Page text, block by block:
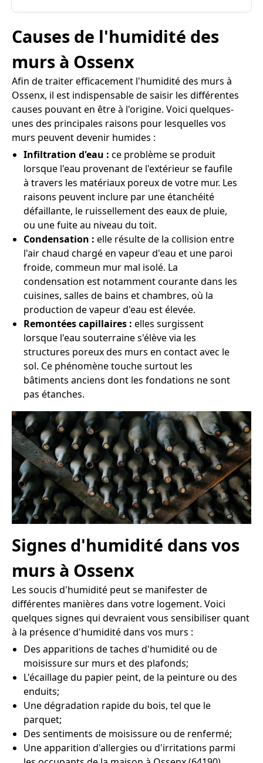
Causes de l'humidité des
murs à Ossenx
Afin de traiter efficacement l'humidité des murs à
Ossenx, il est indispensable de saisir les différentes
causes pouvant en être à l'origine. Voici quelques-
unes des principales raisons pour lesquelles vos
murs peuvent devenir humides :
Infiltration d'eau : ce problème se produit
lorsque l'eau provenant de l'extérieur se faufile
à travers les matériaux poreux de votre mur. Les
raisons peuvent inclure par une étanchéité
défaillante, le ruissellement des eaux de pluie,
ou une fuite au niveau du toit.
Condensation : elle résulte de la collision entre
l'air chaud chargé en vapeur d'eau et une paroi
froide, commeun mur mal isolé. La
condensation est notamment courante dans les
cuisines, salles de bains et chambres, où la
production de vapeur d'eau est élevée.
Remontées capillaires : elles surgissent
lorsque l'eau souterraine s'élève via les
structures poreux des murs en contact avec le
sol. Ce phénomène touche surtout les
bâtiments anciens dont les fondations ne sont
pas étanches.
Signes d'humidité dans vos
murs à Ossenx
Les soucis d'humidité peut se manifester de
différentes manières dans votre logement. Voici
quelques signes qui devraient vous sensibiliser quant
à la présence d'humidité dans vos murs :
Des apparitions de taches d'humidité ou de
moisissure sur murs et des plafonds;
L'écaillage du papier peint, de la peinture ou des
enduits;
Une dégradation rapide du bois, tel que le
parquet;
Des sentiments de moisissure ou de renfermé;
Une apparition d'allergies ou d'irritations parmi